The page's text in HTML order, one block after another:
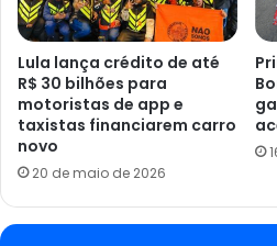
Lula lança crédito de até
R$ 30 bilhões para
motoristas de app e
taxistas financiarem carro
novo
20 de maio de 2026